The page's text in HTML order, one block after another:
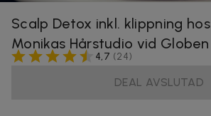
Scalp Detox inkl. klippning hos
Monikas Hårstudio vid Globen
4,7 (24)
DEAL AVSLUTAD